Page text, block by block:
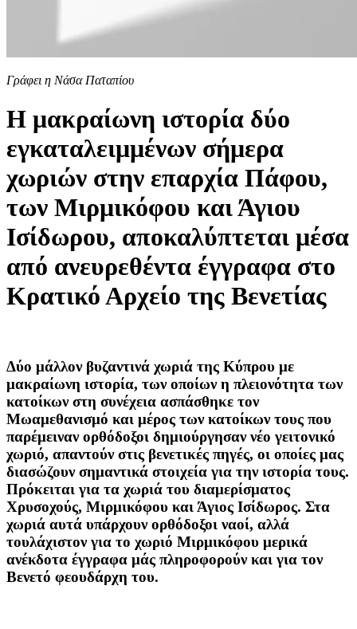
Γράφει η Νάσα Παταπίου
Η μακραίωνη ιστορία δύο
εγκαταλειμμένων σήμερα
χωριών στην επαρχία Πάφου,
των Μιρμικόφου και Άγιου
Ισίδωρου, αποκαλύπτεται μέσα
από ανευρεθέντα έγγραφα στο
Κρατικό Αρχείο της Βενετίας
Δύο μάλλον βυζαντινά χωριά της Κύπρου με
μακραίωνη ιστορία, των οποίων η πλειονότητα των
κατοίκων στη συνέχεια ασπάσθηκε τον
Μωαμεθανισμό και μέρος των κατοίκων τους που
παρέμειναν ορθόδοξοι δημιούργησαν νέο γειτονικό
χωριό, απαντούν στις βενετικές πηγές, οι οποίες μας
διασώζουν σημαντικά στοιχεία για την ιστορία τους.
Πρόκειται για τα χωριά του διαμερίσματος
Χρυσοχούς, Μιρμικόφου και Άγιος Ισίδωρος. Στα
χωριά αυτά υπάρχουν ορθόδοξοι ναοί, αλλά
τουλάχιστον για το χωριό Μιρμικόφου μερικά
ανέκδοτα έγγραφα μάς πληροφορούν και για τον
Βενετό φεουδάρχη του.